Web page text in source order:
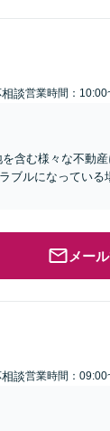
談営業時間：
含む様々な不動
ブルになってい
メー
談営業時間：